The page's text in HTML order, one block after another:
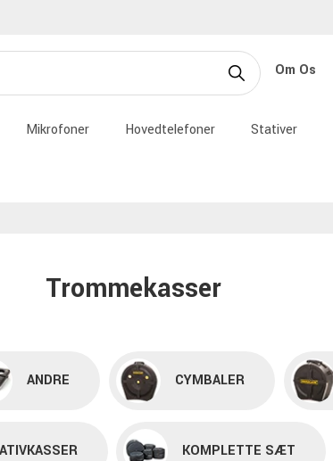
Om Os
Mikrofoner Hovedtelefoner Stativer
Trommekasser
ANDRE CYMBALER
KOMPLETTE SÆT